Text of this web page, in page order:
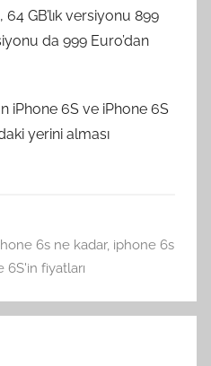
GB’lık versiyonu 899
da 999 Euro’dan
iPhone 6S ve iPhone 6S
yerini alması
6s ne kadar, iphone 6s
6S'in fiyatları